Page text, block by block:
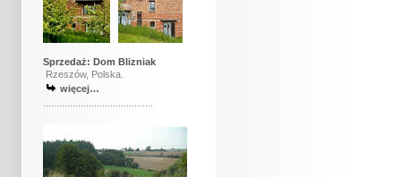
Sprzedaż: Dom Blizniak
Rzeszów, Polska.
więcej…